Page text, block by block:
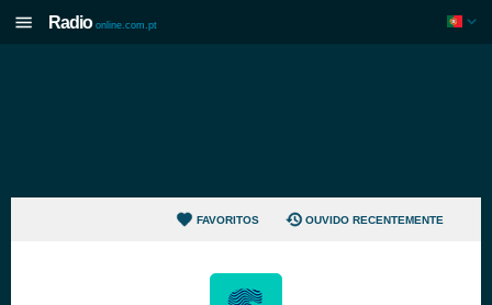
Radio online.com.pt
FAVORITOS OUVIDO RECENTEMENTE